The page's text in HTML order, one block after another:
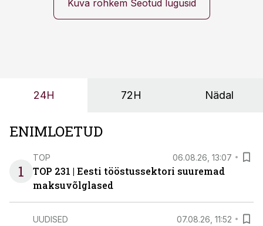
ning partnerit ei valita enam ainult tootmisvõimekuse
või hinnakirja järgi.
Kuva rohkem Seotud lugusid
24H 72H Nädal
ENIMLOETUD
1
TOP 06.08.26, 13:07
TOP 231 | Eesti tööstussektori suuremad
maksuvõlglased
UUDISED 07.08.26, 11:52